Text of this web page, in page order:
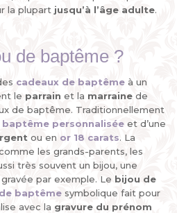
la plupart jusqu’à l’âge adulte.
de baptême ?
cadeaux de baptême à un
le parrain et la marraine de
de baptême. Traditionnellement
baptême personnalisée et d’une
ou en or 18 carats. La
les grands-parents, les
très souvent un bijou, une
gravée par exemple. Le bijou de
baptême symbolique fait pour
avec la gravure du prénom